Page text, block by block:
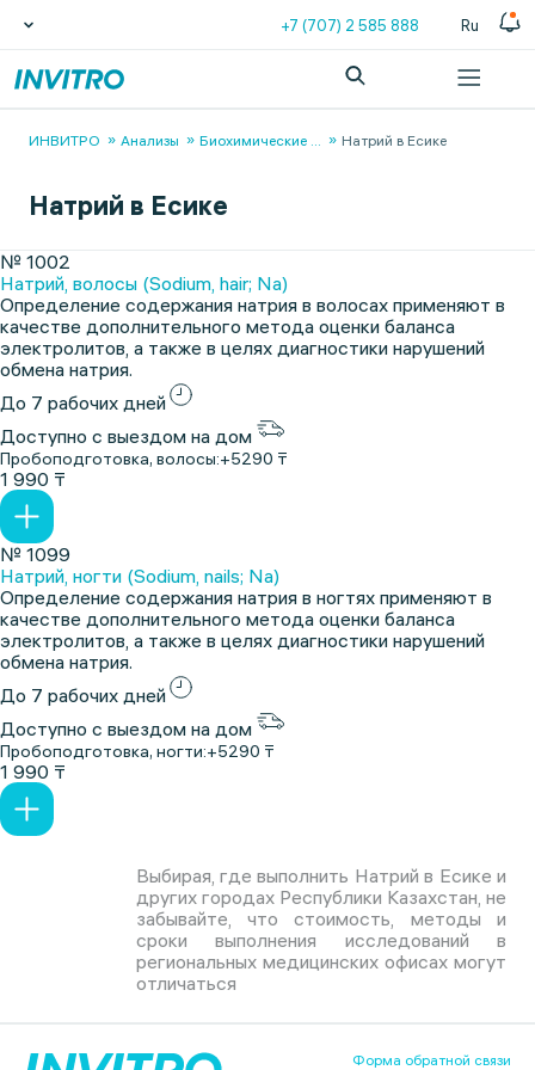
+7 (707) 2 585 888 Ru
ИНВИТРО Анализы Биохимические ... Натрий в Есике
Натрий в Есике
№ 1002
Натрий, волосы (Sodium, hair; Na)
Определение содержания натрия в волосах применяют в
качестве дополнительного метода оценки баланса
электролитов, а также в целях диагностики нарушений
обмена натрия.
До 7 рабочих дней
Доступно с выездом на дом
Пробоподготовка, волосы:+5290 ₸
1 990 ₸
№ 1099
Натрий, ногти (Sodium, nails; Na)
Определение содержания натрия в ногтях применяют в
качестве дополнительного метода оценки баланса
электролитов, а также в целях диагностики нарушений
обмена натрия.
До 7 рабочих дней
Доступно с выездом на дом
Пробоподготовка, ногти:+5290 ₸
1 990 ₸
Выбирая, где выполнить Натрий в Есике и
других городах Республики Казахстан, не
забывайте, что стоимость, методы и
сроки выполнения исследований в
региональных медицинских офисах могут
отличаться
Форма обратной связи